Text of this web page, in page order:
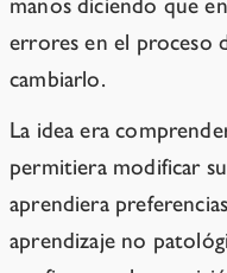
manos diciendo que
errores en el proceso
cambiarlo.
La idea era
permitiera modificar
aprendiera
aprendizaje no